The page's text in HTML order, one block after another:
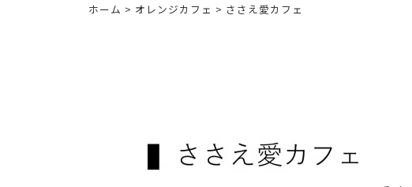
ホーム > オレンジカフェ > ささえ愛カフェ